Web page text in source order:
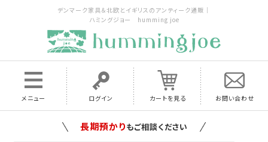
デンマーク家具＆北欧とイギリスのアンティーク通販｜
ハミングジョー humming joe
メニュー ログイン カートを見る お問い合わせ
家具の配送料は全国当店で負担いたします